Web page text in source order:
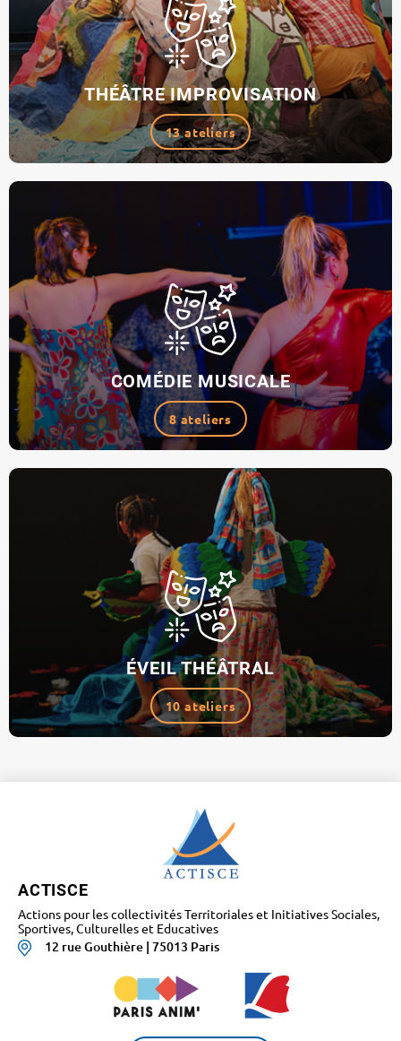
THÉÂTRE IMPROVISATION
13 ateliers
COMÉDIE MUSICALE
8 ateliers
ÉVEIL THÉÂTRAL
10 ateliers
ACTISCE
Actions pour les collectivités Territoriales et Initiatives Sociales,
Sportives, Culturelles et Educatives
12 rue Gouthière | 75013 Paris